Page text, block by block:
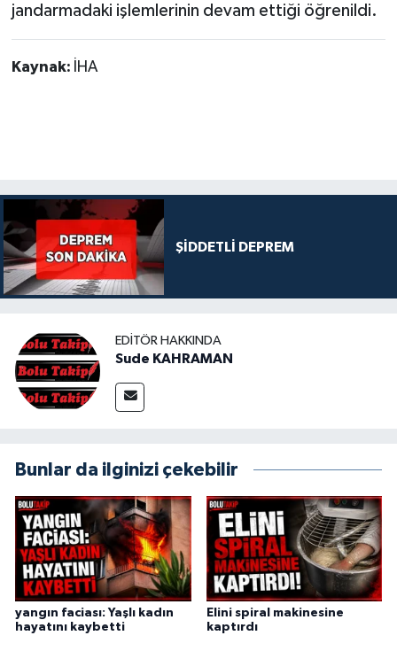
jandarmadaki işlemlerinin devam ettiği öğrenildi.
Kaynak: İHA
ŞİDDETLİ DEPREM
EDITÖR HAKKINDA
Sude KAHRAMAN
Bunlar da ilginizi çekebilir
yangın faciası: Yaşlı kadın
hayatını kaybetti
Elini spiral makinesine
kaptırdı